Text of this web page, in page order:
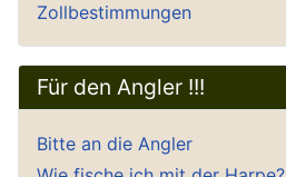
Zollbestimmungen
Für den Angler !!!
Bitte an die Angler